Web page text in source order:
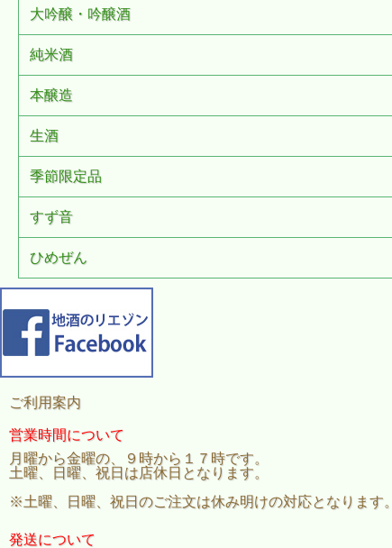
大吟醸・吟醸酒
純米酒
本醸造
生酒
季節限定品
すず音
ひめぜん
ご利用案内
営業時間について
月曜から金曜の、９時から１７時です。
土曜、日曜、祝日は店休日となります。
※土曜、日曜、祝日のご注文は休み明けの対応となります。
発送について